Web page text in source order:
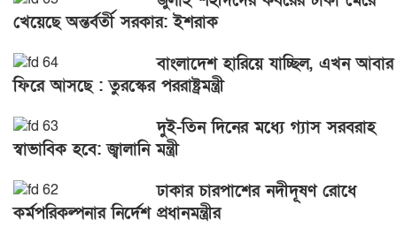
খেয়েছে অন্তর্বর্তী সরকার: ইশরাক
বাংলাদেশ হারিয়ে যাচ্ছিল, এখন আবার
ফিরে আসছে : তুরস্কের পররাষ্ট্রমন্ত্রী
দুই-তিন দিনের মধ্যে গ্যাস সরবরাহ
স্বাভাবিক হবে: জ্বালানি মন্ত্রী
ঢাকার চারপাশের নদীদূষণ রোধে
কর্মপরিকল্পনার নির্দেশ প্রধানমন্ত্রীর